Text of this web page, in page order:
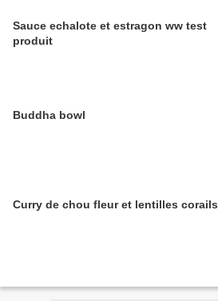
Sauce echalote et estragon ww test
produit
Buddha bowl
Curry de chou fleur et lentilles corails